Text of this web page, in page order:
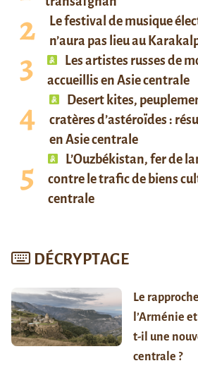
Le festival de musique
n’aura pas lieu au
Les artistes russes de
accueillis en Asie centrale
Desert kites,
cratères d’astéroïdes :
en Asie centrale
L’Ouzbékistan, fer de
contre le trafic de biens
centrale
DÉCRYPTAGE
Le
l’Arménie
t-il une
centrale ?